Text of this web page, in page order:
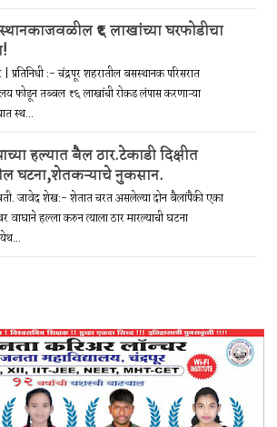
₹६ लाखांच्या घरफोडीचा
| प्रतिनिधी :- चंद्रपूर शहरातील बसस्थानक परिसरात
फोडून तब्बल ₹६ लाखांची रोकड लंपास करणाऱ्या
स्थ...
हल्यात बैल ठार.टेकाडी दिक्षीत
घटना,शेतकऱ्याचे नुकसान.
जावेद शेख:- शेतात चरत असलेल्या दोन बैलांपैकी एका
वाघाने हल्ला करुन त्याला ठार मारल्याची घटना